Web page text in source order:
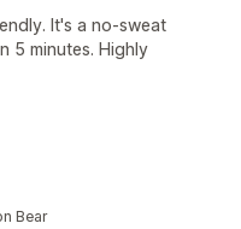
It's a no-sweat
5 minutes. Highly
Bear